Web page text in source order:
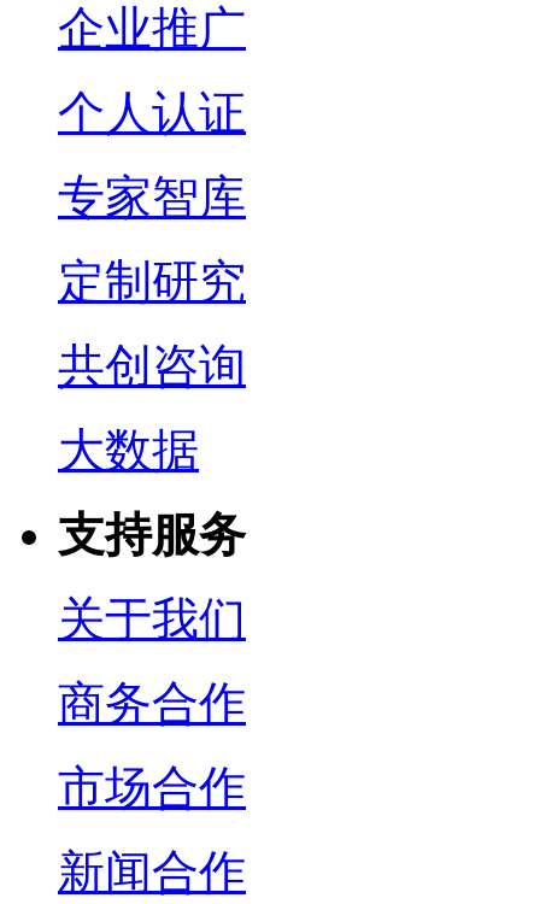
企业推广
个人认证
专家智库
定制研究
共创咨询
大数据
支持服务
关于我们
商务合作
市场合作
新闻合作